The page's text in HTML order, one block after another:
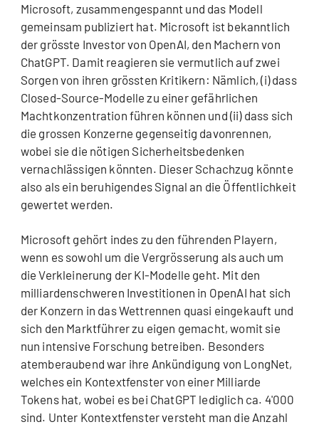
Microsoft, zusammengespannt und das Modell
gemeinsam publiziert hat. Microsoft ist bekanntlich
der grösste Investor von OpenAI, den Machern von
ChatGPT. Damit reagieren sie vermutlich auf zwei
Sorgen von ihren grössten Kritikern: Nämlich, (i) dass
Closed-Source-Modelle zu einer gefährlichen
Machtkonzentration führen können und (ii) dass sich
die grossen Konzerne gegenseitig davonrennen,
wobei sie die nötigen Sicherheitsbedenken
vernachlässigen könnten. Dieser Schachzug könnte
also als ein beruhigendes Signal an die Öffentlichkeit
gewertet werden.
Microsoft gehört indes zu den führenden Playern,
wenn es sowohl um die Vergrösserung als auch um
die Verkleinerung der KI-Modelle geht. Mit den
milliardenschweren Investitionen in OpenAI hat sich
der Konzern in das Wettrennen quasi eingekauft und
sich den Marktführer zu eigen gemacht, womit sie
nun intensive Forschung betreiben. Besonders
atemberaubend war ihre Ankündigung von LongNet,
welches ein Kontextfenster von einer Milliarde
Tokens hat, wobei es bei ChatGPT lediglich ca. 4'000
sind. Unter Kontextfenster versteht man die Anzahl